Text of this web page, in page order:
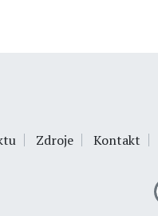
Zdroje Kontakt